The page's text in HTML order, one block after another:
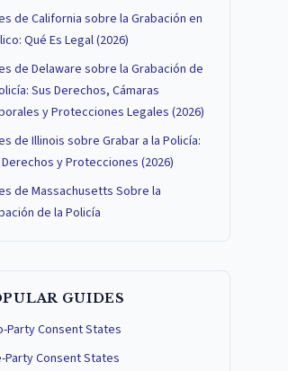
de California sobre la Grabación en
Qué Es Legal (2026)
de Delaware sobre la Grabación de
Sus Derechos, Cámaras
y Protecciones Legales (2026)
de Illinois sobre Grabar a la Policía:
y Protecciones (2026)
de Massachusetts Sobre la
de la Policía
GUIDES
Party Consent States
Party Consent States